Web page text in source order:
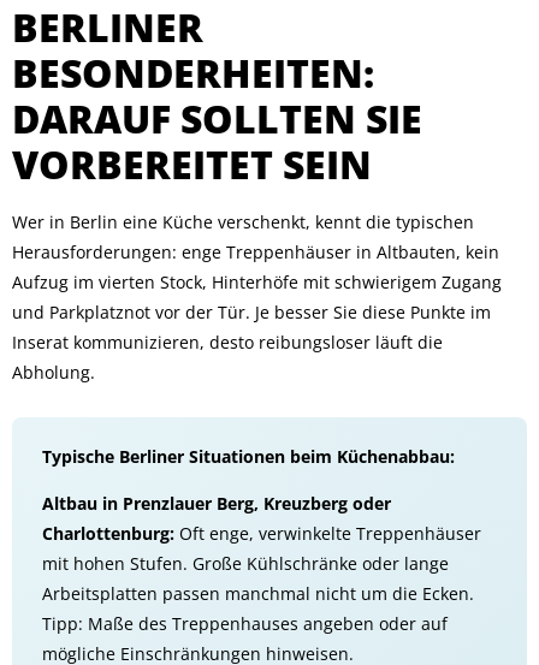
BERLINER
BESONDERHEITEN:
DARAUF SOLLTEN SIE
VORBEREITET SEIN
Wer in Berlin eine Küche verschenkt, kennt die typischen
Herausforderungen: enge Treppenhäuser in Altbauten, kein
Aufzug im vierten Stock, Hinterhöfe mit schwierigem Zugang
und Parkplatznot vor der Tür. Je besser Sie diese Punkte im
Inserat kommunizieren, desto reibungsloser läuft die
Abholung.
Typische Berliner Situationen beim Küchenabbau:
Altbau in Prenzlauer Berg, Kreuzberg oder
Charlottenburg: Oft enge, verwinkelte Treppenhäuser
mit hohen Stufen. Große Kühlschränke oder lange
Arbeitsplatten passen manchmal nicht um die Ecken.
Tipp: Maße des Treppenhauses angeben oder auf
mögliche Einschränkungen hinweisen.